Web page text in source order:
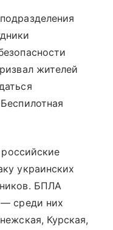
жителей
украинских
БПЛА
— среди них
Курская,